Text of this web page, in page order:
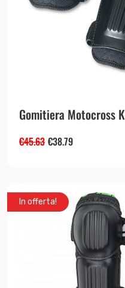
Gomitiera Motocross
€45.63 €38.79
In offerta!